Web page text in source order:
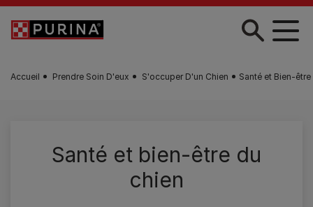
Skip to main content
Accueil Prendre Soin D'eux S'occuper D'un Chien Santé et Bien-
Santé et bien-être du
chien